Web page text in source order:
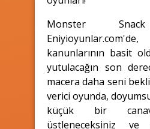
Monster
kanunlarının basit
yutulacağın son
macera daha seni
verici oyunda,
küçük bir
üstleneceksiniz ve